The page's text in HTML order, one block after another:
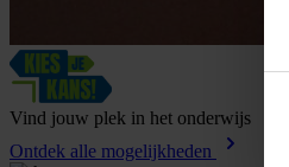
Vind jouw plek in het onderwijs
Ontdek alle mogelijkheden